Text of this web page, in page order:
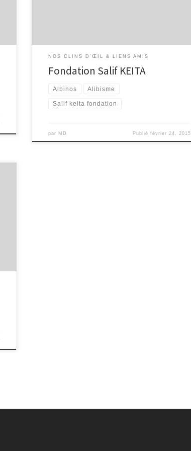
NOS CLINS D’ŒIL & LIENS AMIS
Fondation Salif KEITA
Albinos Alibisme
Salif keita fondation
par MD Publié février 24, 2015